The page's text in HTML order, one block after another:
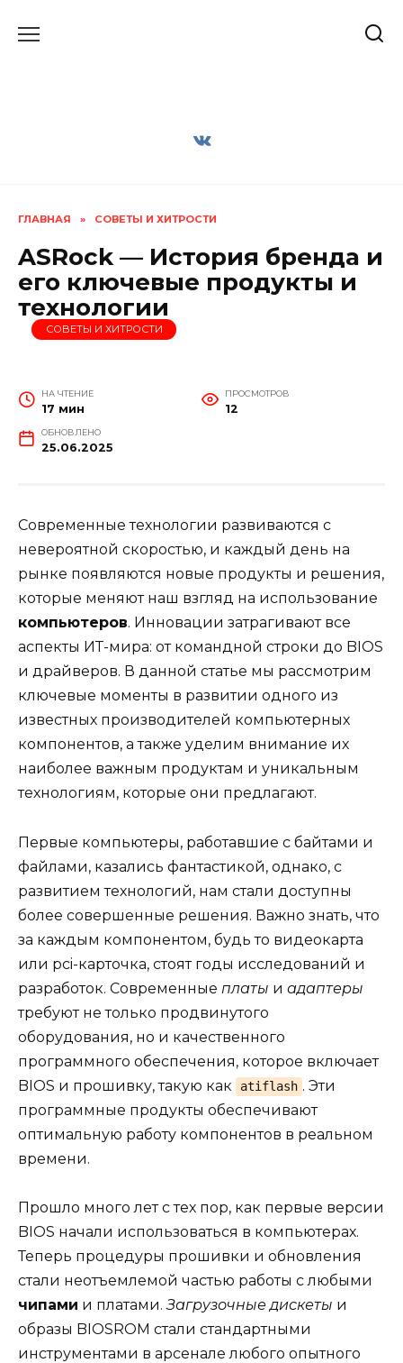
ГЛАВНАЯ » СОВЕТЫ И ХИТРОСТИ
ASRock — История бренда и
его ключевые продукты и
технологии
СОВЕТЫ И ХИТРОСТИ
НА ЧТЕНИЕ
17 мин
ПРОСМОТРОВ
12
ОБНОВЛЕНО
25.06.2025
Современные технологии развиваются с
невероятной скоростью, и каждый день на
рынке появляются новые продукты и решения,
которые меняют наш взгляд на использование
компьютеров. Инновации затрагивают все
аспекты ИТ-мира: от командной строки до BIOS
и драйверов. В данной статье мы рассмотрим
ключевые моменты в развитии одного из
известных производителей компьютерных
компонентов, а также уделим внимание их
наиболее важным продуктам и уникальным
технологиям, которые они предлагают.
Первые компьютеры, работавшие с байтами и
файлами, казались фантастикой, однако, с
развитием технологий, нам стали доступны
более совершенные решения. Важно знать, что
за каждым компонентом, будь то видеокарта
или pci-карточка, стоят годы исследований и
разработок. Современные платы и адаптеры
требуют не только продвинутого
оборудования, но и качественного
программного обеспечения, которое включает
BIOS и прошивку, такую как
atiflash . Эти
программные продукты обеспечивают
оптимальную работу компонентов в реальном
времени.
Прошло много лет с тех пор, как первые версии
BIOS начали использоваться в компьютерах.
Теперь процедуры прошивки и обновления
стали неотъемлемой частью работы с любыми
чипами и платами.Загрузочные дискеты и
образы BIOSROM стали стандартными
инструментами в арсенале любого опытного